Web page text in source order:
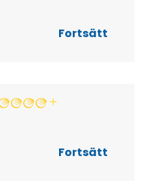
Fortsätt
Fortsätt